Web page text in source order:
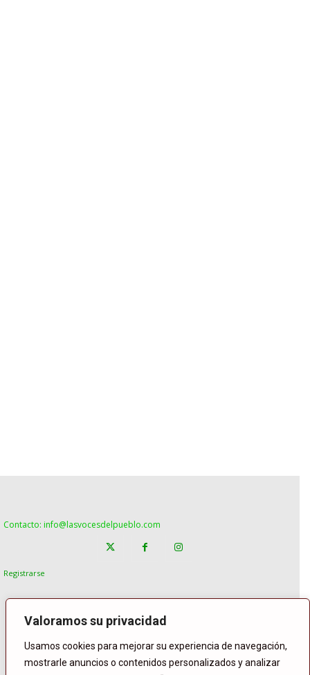
Valoramos su privacidad
Usamos cookies para mejorar su experiencia de navegación,
mostrarle anuncios o contenidos personalizados y analizar
Contacto: info@lasvocesdelpueblo.com
Registrarse